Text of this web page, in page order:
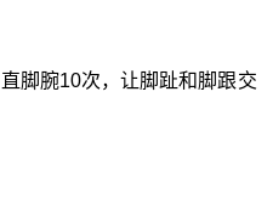
脚腕10次，让脚趾和脚跟交